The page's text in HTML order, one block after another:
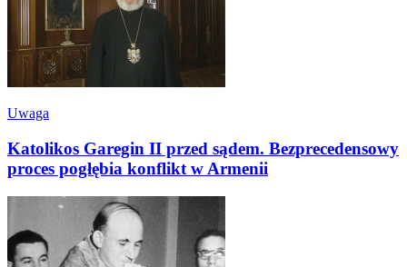
Uwaga
Katolikos Garegin II przed sądem. Bezprecedensowy
proces pogłębia konflikt w Armenii